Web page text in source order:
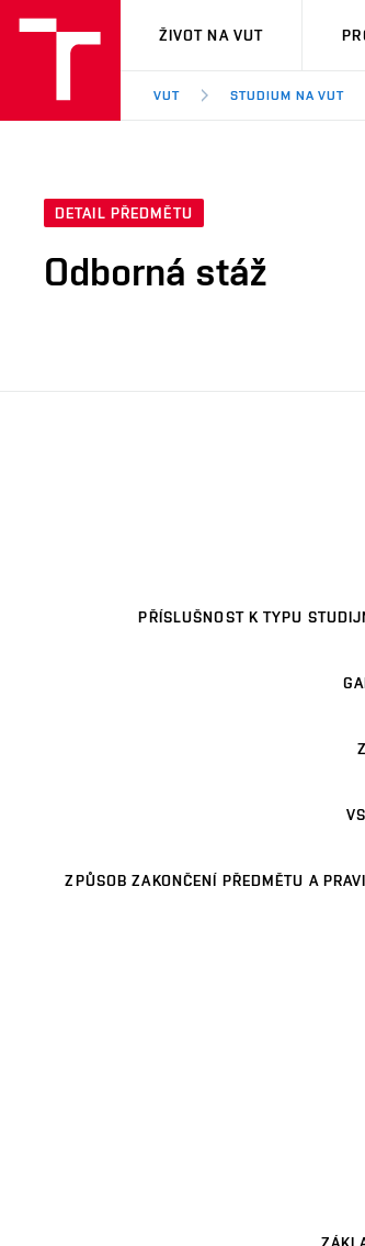
VUT
ŽIVOT NA VUT
VUT STUDIUM NA VUT
DETAIL PŘEDMĚTU
Odborná stáž
PŘÍSLUŠNOST K TYPU
ZPŮSOB ZAKONČENÍ PŘEDMĚTU A